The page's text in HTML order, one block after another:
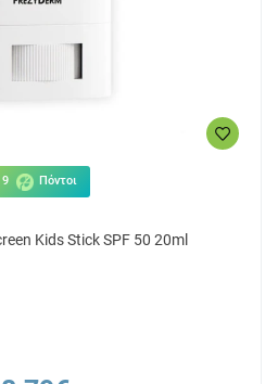
9 Πόντοι
Kids Stick SPF 50 20ml